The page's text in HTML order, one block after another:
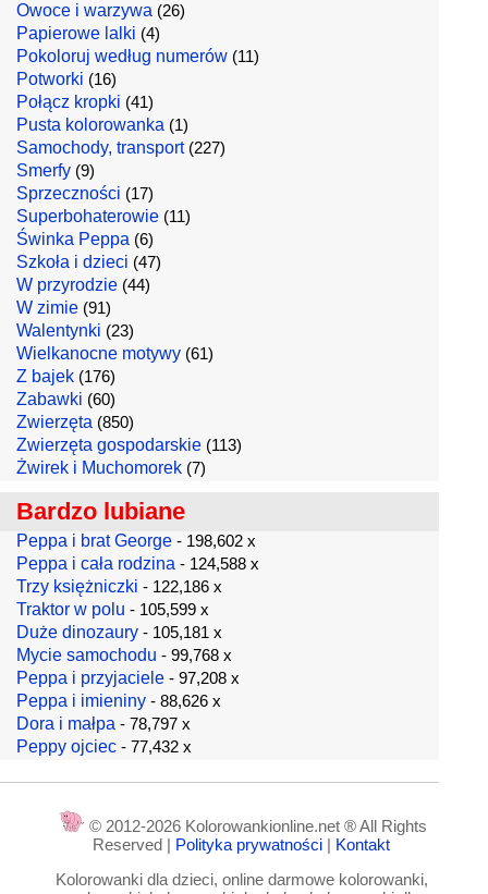
Owoce i warzywa (26)
Papierowe lalki (4)
Pokoloruj według numerów (11)
Potworki (16)
Połącz kropki (41)
Pusta kolorowanka (1)
Samochody, transport(227)
Smerfy (9)
Sprzeczności (17)
Superbohaterowie (11)
Świnka Peppa (6)
Szkoła i dzieci (47)
W przyrodzie (44)
W zimie (91)
Walentynki (23)
Wielkanocne motywy (61)
Z bajek (176)
Zabawki (60)
Zwierzęta (850)
Zwierzęta gospodarskie (113)
Żwirek i Muchomorek (7)
Bardzo lubiane
Peppa i brat George - 198,602 x
Peppa i cała rodzina - 124,588 x
Trzy księżniczki - 122,186 x
Traktor w polu - 105,599 x
Duże dinozaury - 105,181 x
Mycie samochodu - 99,768 x
Peppa i przyjaciele - 97,208 x
Peppa i imieniny - 88,626 x
Dora i małpa - 78,797 x
Peppy ojciec - 77,432 x
© 2012-2026 Kolorowankionline.net ® All Rights
Reserved | Polityka prywatności | Kontakt
Kolorowanki dla dzieci, online darmowe kolorowanki,